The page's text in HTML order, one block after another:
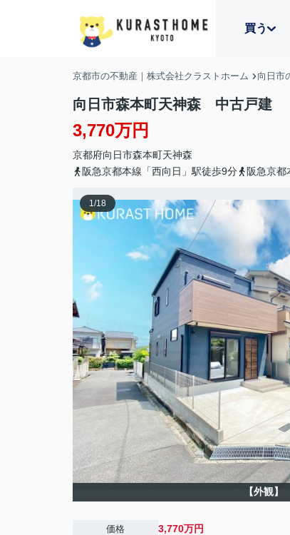
買う
京都市の不動産｜株式会社クラストホーム 向日市
向日市森本町天神森 中古戸建
3,770万円
京都府向日市森本町天神森
阪急京都本線「西向日」駅徒歩9分
阪急京
1/18
【外観】
価格 3,770万円